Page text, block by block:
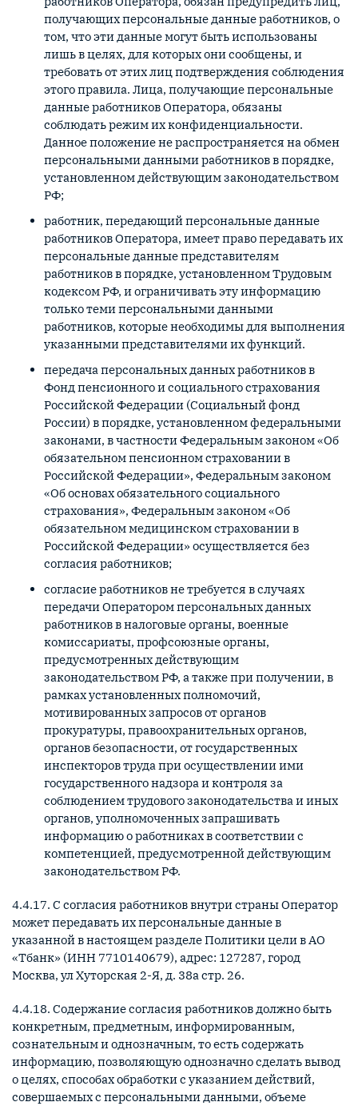
получающих персональные данные работников, о
том, что эти данные могут быть использованы
лишь в целях, для которых они сообщены, и
требовать от этих лиц подтверждения соблюдения
этого правила. Лица, получающие персональные
данные работников Оператора, обязаны
соблюдать режим их конфиденциальности.
Данное положение не распространяется на обмен
персональными данными работников в порядке,
установленном действующим законодательством
РФ;
работник, передающий персональные данные
работников Оператора, имеет право передавать их
персональные данные представителям
работников в порядке, установленном Трудовым
кодексом РФ, и ограничивать эту информацию
только теми персональными данными
работников, которые необходимы для выполнения
указанными представителями их функций.
передача персональных данных работников в
Фонд пенсионного и социального страхования
Российской Федерации (Социальный фонд
России) в порядке, установленном федеральными
законами, в частности Федеральным законом «Об
обязательном пенсионном страховании в
Российской Федерации», Федеральным законом
«Об основах обязательного социального
страхования», Федеральным законом «Об
обязательном медицинском страховании в
Российской Федерации» осуществляется без
согласия работников;
согласие работников не требуется в случаях
передачи Оператором персональных данных
работников в налоговые органы, военные
комиссариаты, профсоюзные органы,
предусмотренных действующим
законодательством РФ, а также при получении, в
рамках установленных полномочий,
мотивированных запросов от органов
прокуратуры, правоохранительных органов,
органов безопасности, от государственных
инспекторов труда при осуществлении ими
государственного надзора и контроля за
соблюдением трудового законодательства и иных
органов, уполномоченных запрашивать
информацию о работниках в соответствии с
компетенцией, предусмотренной действующим
законодательством РФ.
4.4.17. С согласия работников внутри страны Оператор
может передавать их персональные данные в
указанной в настоящем разделе Политики цели в АО
«Тбанк» (ИНН 7710140679), адрес: 127287, город
Москва, ул Хуторская 2-Я, д. 38а стр. 26.
4.4.18. Содержание согласия работников должно быть
конкретным, предметным, информированным,
сознательным и однозначным, то есть содержать
информацию, позволяющую однозначно сделать вывод
о целях, способах обработки с указанием действий,
совершаемых с персональными данными, объеме